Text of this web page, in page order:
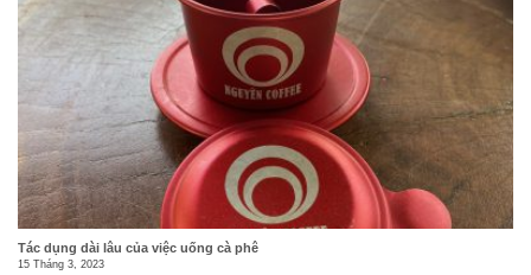
Tác dụng dài lâu của việc uống cà phê
15 Tháng 3, 2023